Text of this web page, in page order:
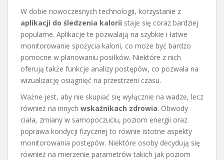
W dobie nowoczesnych technologii, korzystanie z
aplikacji do śledzenia kalorii staje się coraz bardziej
popularne. Aplikacje te pozwalają na szybkie i łatwe
monitorowanie spożycia kalorii, co może być bardzo
pomocne w planowaniu posiłków. Niektóre z nich
oferują także funkcje analizy postępów, co pozwala na
wizualizację osiągnięć na przestrzeni czasu.
Ważne jest, aby nie skupiać się wyłącznie na wadze, lecz
również na innych wskaźnikach zdrowia. Obwody
ciała, zmiany w samopoczuciu, poziom energii oraz
poprawa kondycji fizycznej to równie istotne aspekty
monitorowania postępów. Niektóre osoby decydują się
również na mierzenie parametrów takich jak poziom